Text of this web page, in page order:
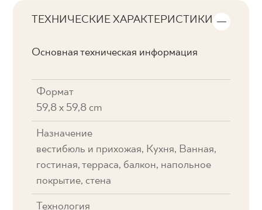
ТЕХНИЧЕСКИЕ ХАРАКТЕРИСТИКИ
Основная техническая информация
Формат
59,8 x 59,8 cm
Назначение
вестибюль и прихожая, Кухня, Ванная,
гостиная, терраса, балкон, напольное
покрытие, стена
Технология